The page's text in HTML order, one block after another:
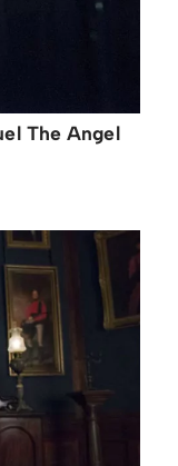
The Angel